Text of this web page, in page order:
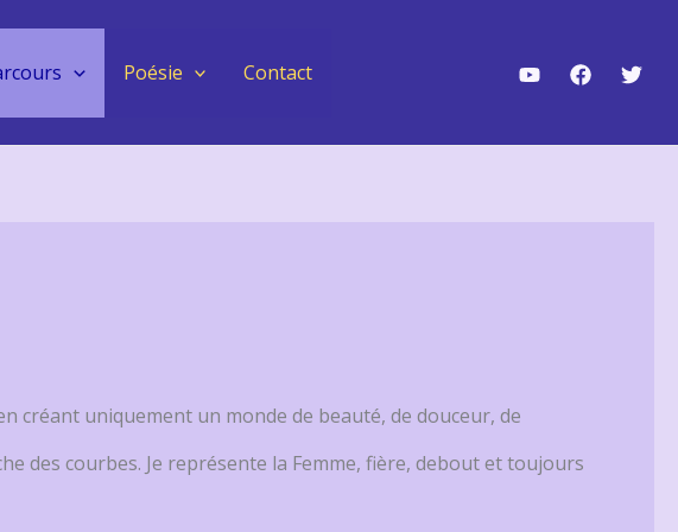
Poésie Contact
créant uniquement un monde de beauté, de douceur, de
des courbes. Je représente la Femme, fière, debout et toujours